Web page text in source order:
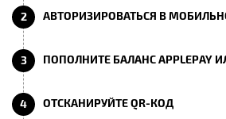
2 АВТОРИЗИРОВАТЬСЯ В
3 ПОПОЛНИТЕ БАЛАНС APPLEPAY
4 ОТСКАНИРУЙТЕ QR-КОД